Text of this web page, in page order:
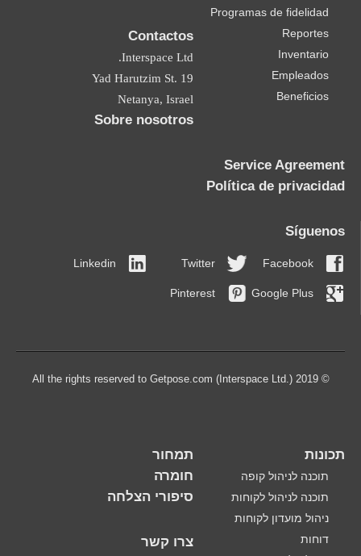
Programas de fidelidad
Reportes
Inventario
Empleados
Beneficios
Contactos
Interspace Ltd.
19 Yad Harutzim St.
Netanya, Israel
Sobre nosotros
Service Agreement
Política de privacidad
Síguenos
Facebook
Twitter
Linkedin
Google Plus
Pinterest
© 2019 All the rights reserved to Getpose.com (Interspace Ltd.)
תכונות
תוכנה לניהול קופה
תוכנה לניהול לקוחות
ניהול מועדון לקוחות
דוחות
תמחור
חומרה
סיפורי הצלחה
צרו קשר